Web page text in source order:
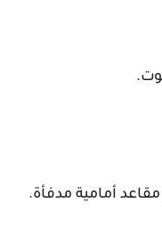
أمامية مدفأة.